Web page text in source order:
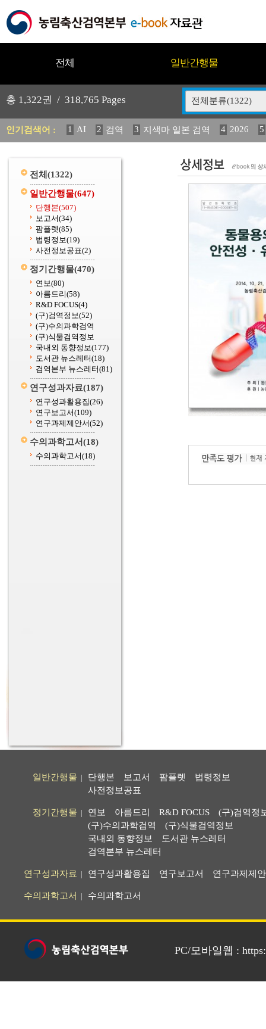
전체 일반간행물
총 1,322권 / 318,765 Pages 전체분류(1322)
인기검색어 : 1 AI 2 검역 3 지색마 일본 검역 4 2026
5
11 2025 12 중독성 식물 도감 13 媛 異 14
전체 (1322)
일반간행물(647)
단행본(507)
보고서(34)
팜플렛(85)
법령정보(19)
사전정보공표(2)
정기간행물(470)
연보(80)
아름드리(58)
R&D FOCUS(4)
(구)검역정보(52)
(구)수의과학검역
(구)식물검역정보
국내외 동향정보(177)
도서관 뉴스레터(18)
검역본부 뉴스레터(81)
연구성과자료(187)
연구성과활용집(26)
연구보고서(109)
연구과제제안서(52)
수의과학고서(18)
수의과학고서(18)
일반간행물 단행본 보고서 팜플렛
법령정보
사전정보공표
정기간행물 연보 아름드리 R&D FOCUS
(구)검역정
(구)수의과학검역
(구)식물검역정보
국내외 동향정보
도서관 뉴스레터
검역본부 뉴스레터
연구성과자료 연구성과활용집 연구보고서 연구과제제
수의과학고서 수의과학고서
PC/모바일웹 :